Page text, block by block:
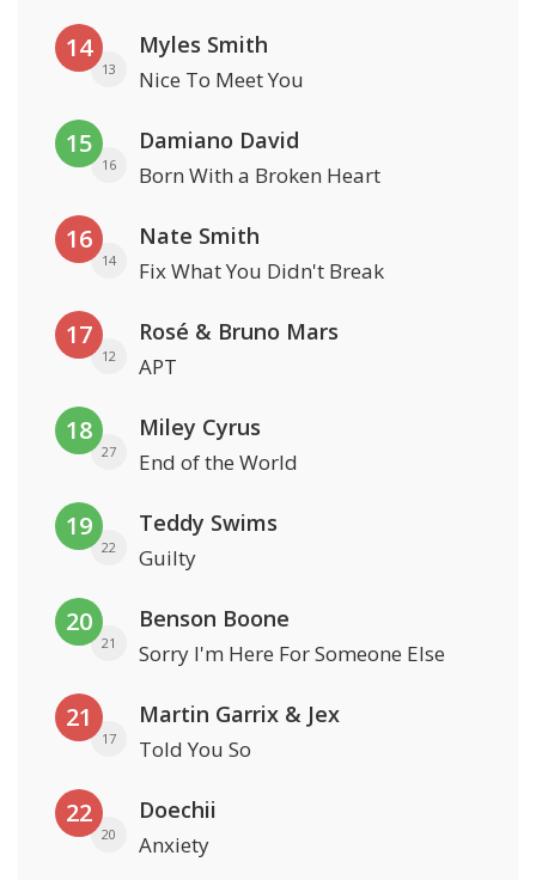
14
13
Myles Smith
Nice To Meet You
15
16
Damiano David
Born With a Broken Heart
16
14
Nate Smith
Fix What You Didn't Break
17
12
Rosé & Bruno Mars
APT
18
27
Miley Cyrus
End of the World
19
22
Teddy Swims
Guilty
20
21
Benson Boone
Sorry I'm Here For Someone Else
21
17
Martin Garrix & Jex
Told You So
22
20
Doechii
Anxiety